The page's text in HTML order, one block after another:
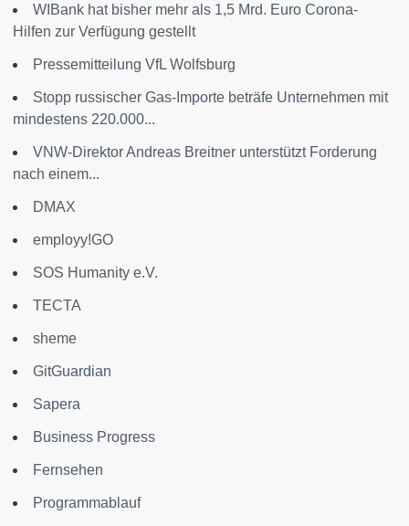
WIBank hat bisher mehr als 1,5 Mrd. Euro Corona-
Hilfen zur Verfügung gestellt
Pressemitteilung VfL Wolfsburg
Stopp russischer Gas-Importe beträfe Unternehmen mit
mindestens 220.000...
VNW-Direktor Andreas Breitner unterstützt Forderung
nach einem...
DMAX
employy!GO
SOS Humanity e.V.
TECTA
sheme
GitGuardian
Sapera
Business Progress
Fernsehen
Programmablauf